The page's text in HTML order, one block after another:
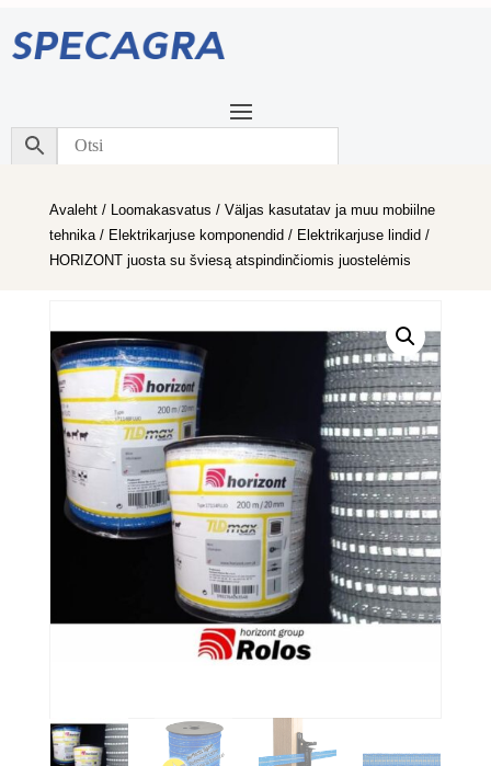
Avaleht/ Loomakasvatus / Väljas kasutatav ja muu mobiilne
tehnika/ Elektrikarjuse komponendid / Elektrikarjuse lindid /
HORIZONT juosta su šviesą atspindinčiomis juostelėmis